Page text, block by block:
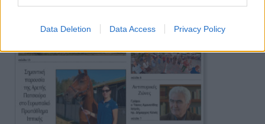
Data Deletion Data Access Privacy Policy